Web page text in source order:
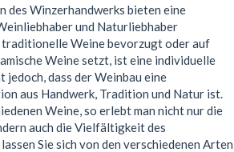
des Winzerhandwerks bieten eine
und Naturliebhaber
traditionelle Weine bevorzugt oder auf
Weine setzt, ist eine individuelle
jedoch, dass der Weinbau eine
aus Handwerk, Tradition und Natur ist.
Weine, so erlebt man nicht nur die
auch die Vielfältigkeit des
Sie sich von den verschiedenen Arten